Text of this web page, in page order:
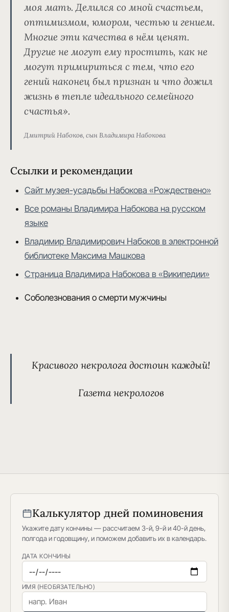
моя мать.Делился со мной счастьем,
оптимизмом, юмором, честью и гением.
Многие эти качества в нём ценят.
Другие не могут ему простить, как не
могут примириться с тем, что его
гений наконец был признан и что дожил
жизнь в тепле идеального семейного
счастья».
Дмитрий Набоков, сын Владимира Набокова
Ссылки и рекомендации
Сайт музея-усадьбы Набокова «Рождествено»
Все романы Владимира Набокова на русском
языке
Владимир Владимирович Набоков в электронной
библиотеке Максима Машкова
Страница Владимира Набокова в «Википедии»
Соболезнования о смерти мужчины
Красивого некрологадостоин каждый!
Газета некрологов
Калькулятор дней поминовения
Укажите дату кончины — рассчитаем 3-й, 9-й и 40-й день,
полгода и годовщину, и поможем добавить их в календарь.
ДАТА КОНЧИНЫ
ИМЯ (НЕОБЯЗАТЕЛЬНО)